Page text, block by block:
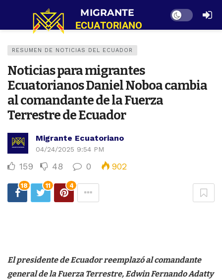
Dark mode
RESUMEN DE NOTICIAS DEL ECUADOR
Noticias para migrantes
Ecuatorianos Daniel Noboa cambia
al comandante de la Fuerza
Terrestre de Ecuador
Migrante Ecuatoriano
04/24/2025 9:54 PM
159 48 0 902
18 11 4
El presidente de Ecuador reemplazó al comandante
general de la Fuerza Terrestre, Edwin Fernando Adatty